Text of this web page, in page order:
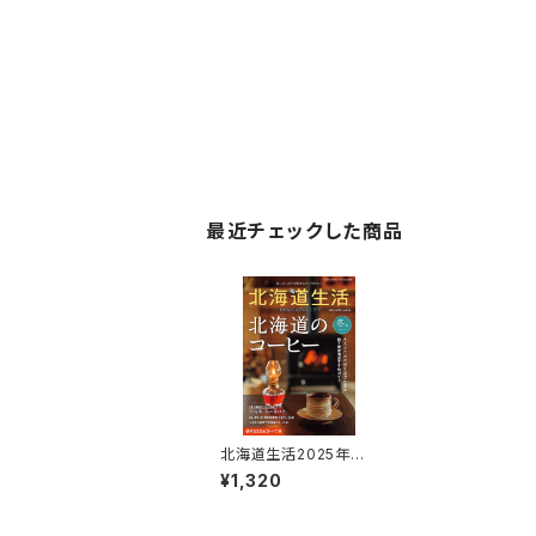
最近チェックした商品
北海道生活2025年冬
号 vol.102
¥1,320